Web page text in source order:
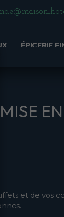
ÉPICERIE
et de vos